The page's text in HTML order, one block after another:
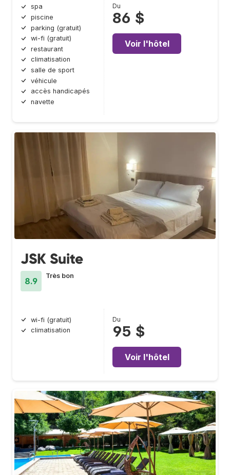
spa
piscine
parking (gratuit)
wi-fi (gratuit)
restaurant
climatisation
salle de sport
véhicule
accès handicapés
navette
Du
86 $
Voir l'hôtel
JSK Suite
8.9
Très bon
wi-fi (gratuit)
climatisation
Du
95 $
Voir l'hôtel